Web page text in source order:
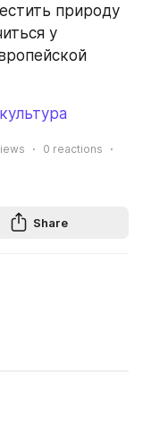
природу
у
0 reactions
Share